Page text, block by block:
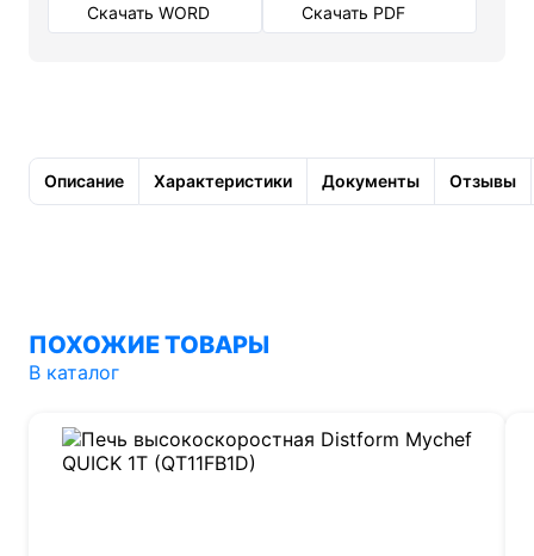
Скачать WORD
Скачать PDF
Описание Характеристики Документы Отзывы
ПОХОЖИЕ ТОВАРЫ
В каталог